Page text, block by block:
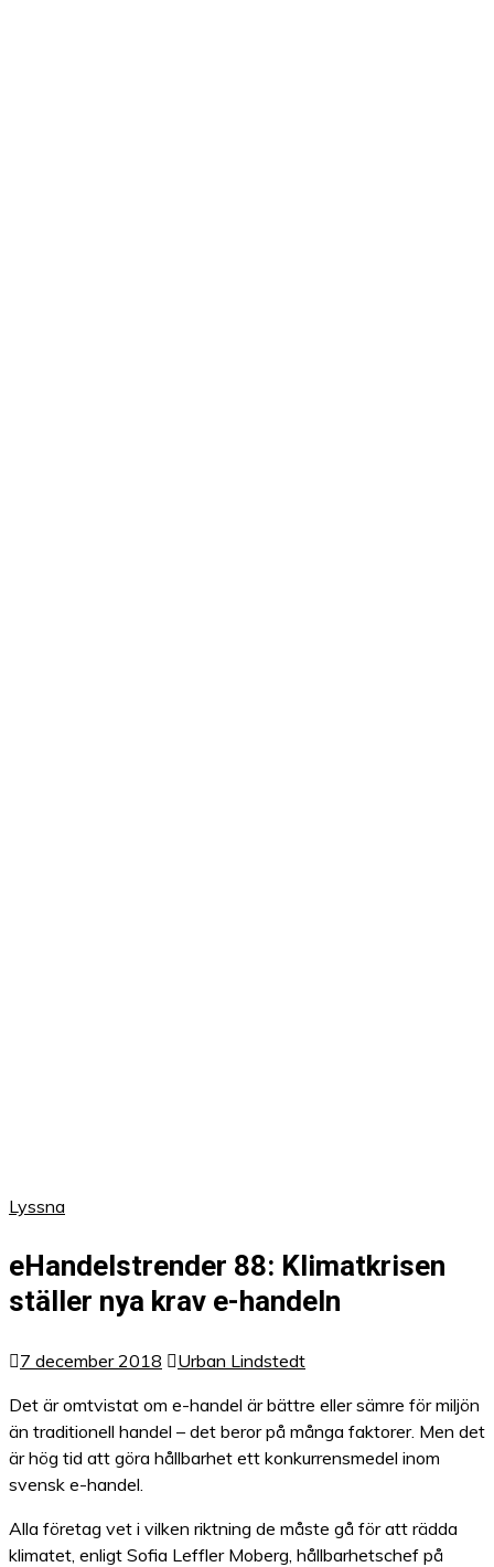
Lyssna
eHandelstrender 88: Klimatkrisen
ställer nya krav e-handeln
7 december 2018
Urban Lindstedt
Det är omtvistat om e-handel är bättre eller sämre för miljön
än traditionell handel – det beror på många faktorer. Men det
är hög tid att göra hållbarhet ett konkurrensmedel inom
svensk e-handel.
Alla företag vet i vilken riktning de måste gå för att rädda
klimatet, enligt Sofia Leffler Moberg, hållbarhetschef på